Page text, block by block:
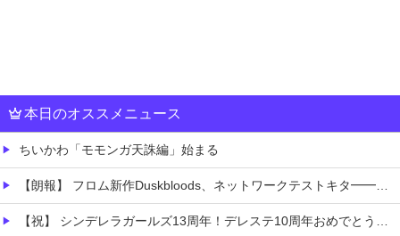
本日のオススメニュース
ちいかわ「モモンガ天誅編」始まる
【朗報】 フロム新作Duskbloods、ネットワークテストキタ━━━━(゜∀゜)━━━━!!
【祝】 シンデレラガールズ13周年！デレステ10周年おめでとう！ガチャ更新SSR八神マキノ・イベントSRイヴ、SR望月聖！